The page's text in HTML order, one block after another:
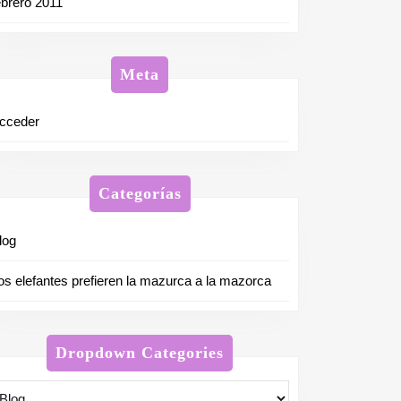
Meta
Categorías
elefantes prefieren la mazurca a la mazorca
Dropdown Categories